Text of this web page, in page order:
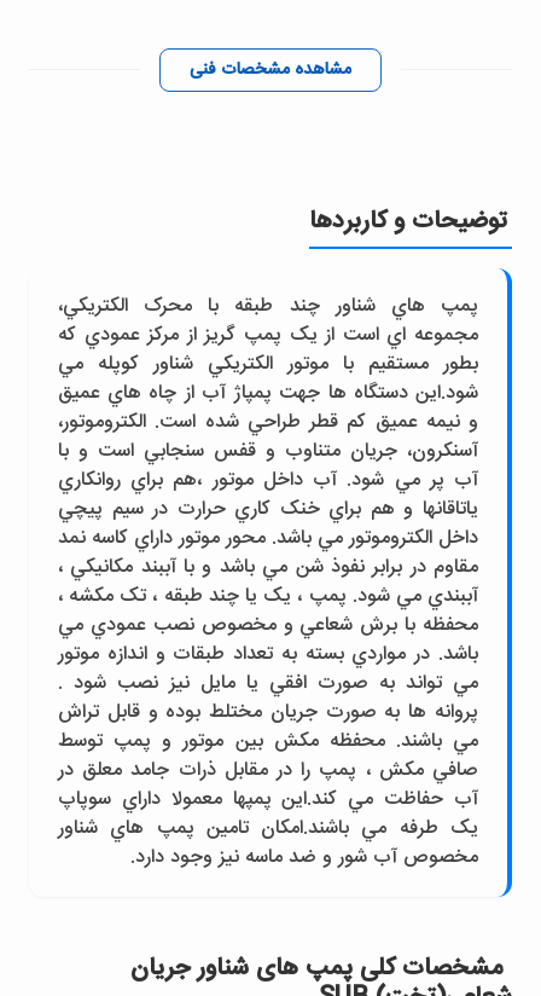
مشاهده مشخصات فنی
توضیحات و کاربردها
پمپ هاي شناور چند طبقه با محرک الکتريکي،
مجموعه اي است از يک پمپ گريز از مرکز عمودي که
بطور مستقيم با موتور الکتريکي شناور کوپله مي
شود.اين دستگاه ها جهت پمپاژ آب از چاه هاي عميق
و نيمه عميق کم قطر طراحي شده است. الکتروموتور،
آسنکرون، جريان متناوب و قفس سنجابي است و با
آب پر مي شود. آب داخل موتور ،هم براي روانکاري
ياتاقانها و هم براي خنک کاري حرارت در سيم پيچي
داخل الکتروموتور مي باشد. محور موتور داراي کاسه نمد
مقاوم در برابر نفوذ شن مي باشد و با آببند مکانيکي ،
آببندي مي شود. پمپ ، يک يا چند طبقه ، تک مکشه ،
محفظه با برش شعاعي و مخصوص نصب عمودي مي
باشد. در مواردي بسته به تعداد طبقات و اندازه موتور
مي تواند به صورت افقي يا مايل نيز نصب شود .
پروانه ها به صورت جريان مختلط بوده و قابل تراش
مي باشند. محفظه مکش بين موتور و پمپ توسط
صافي مکش ، پمپ را در مقابل ذرات جامد معلق در
آب حفاظت مي کند.اين پمپها معمولا داراي سوپاپ
يک طرفه مي باشند.امکان تامين پمپ هاي شناور
مخصوص آب شور و ضد ماسه نيز وجود دارد.
مشخصات کلی پمپ های شناور جريان